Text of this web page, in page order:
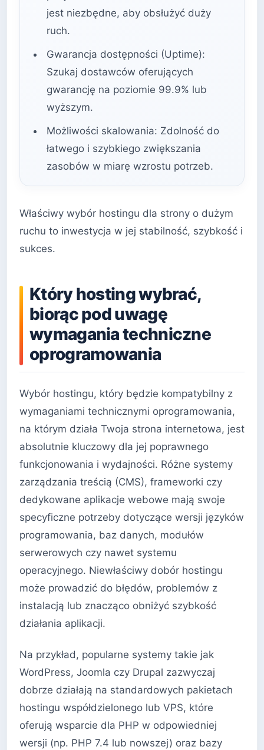
jest niezbędne, aby obsłużyć duży
ruch.
Gwarancja dostępności (Uptime):
Szukaj dostawców oferujących
gwarancję na poziomie 99.9% lub
wyższym.
Możliwości skalowania: Zdolność do
łatwego i szybkiego zwiększania
zasobów w miarę wzrostu potrzeb.
Właściwy wybór hostingu dla strony o dużym
ruchu to inwestycja w jej stabilność, szybkość i
sukces.
Który hosting wybrać,
biorąc pod uwagę
wymagania techniczne
oprogramowania
Wybór hostingu, który będzie kompatybilny z
wymaganiami technicznymi oprogramowania,
na którym działa Twoja strona internetowa, jest
absolutnie kluczowy dla jej poprawnego
funkcjonowania i wydajności. Różne systemy
zarządzania treścią (CMS), frameworki czy
dedykowane aplikacje webowe mają swoje
specyficzne potrzeby dotyczące wersji języków
programowania, baz danych, modułów
serwerowych czy nawet systemu
operacyjnego. Niewłaściwy dobór hostingu
może prowadzić do błędów, problemów z
instalacją lub znacząco obniżyć szybkość
działania aplikacji.
Na przykład, popularne systemy takie jak
WordPress, Joomla czy Drupal zazwyczaj
dobrze działają na standardowych pakietach
hostingu współdzielonego lub VPS, które
oferują wsparcie dla PHP w odpowiedniej
wersji (np. PHP 7.4 lub nowszej) oraz bazy